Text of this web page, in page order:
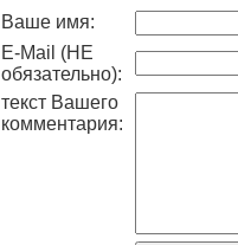
Ваше имя:
E-Mail (НЕ
обязательно):
текст Вашего
комментария: